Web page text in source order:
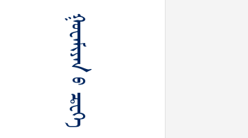
ᠭᠣᠸᠠᠮᠢᠶᠠᠨ ᠤ ᠼᠧᠭᠡ